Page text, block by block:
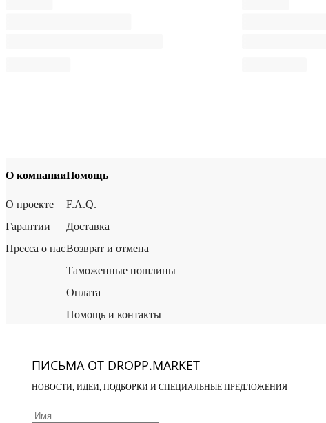
О компании
О проекте
Гарантии
Пресса о нас
Помощь
F.A.Q.
Доставка
Возврат и отмена
Таможенные пошлины
Оплата
Помощь и контакты
ПИСЬМА ОТ DROPP.MARKET
НОВОСТИ, ИДЕИ, ПОДБОРКИ И СПЕЦИАЛЬНЫЕ ПРЕДЛОЖЕНИЯ